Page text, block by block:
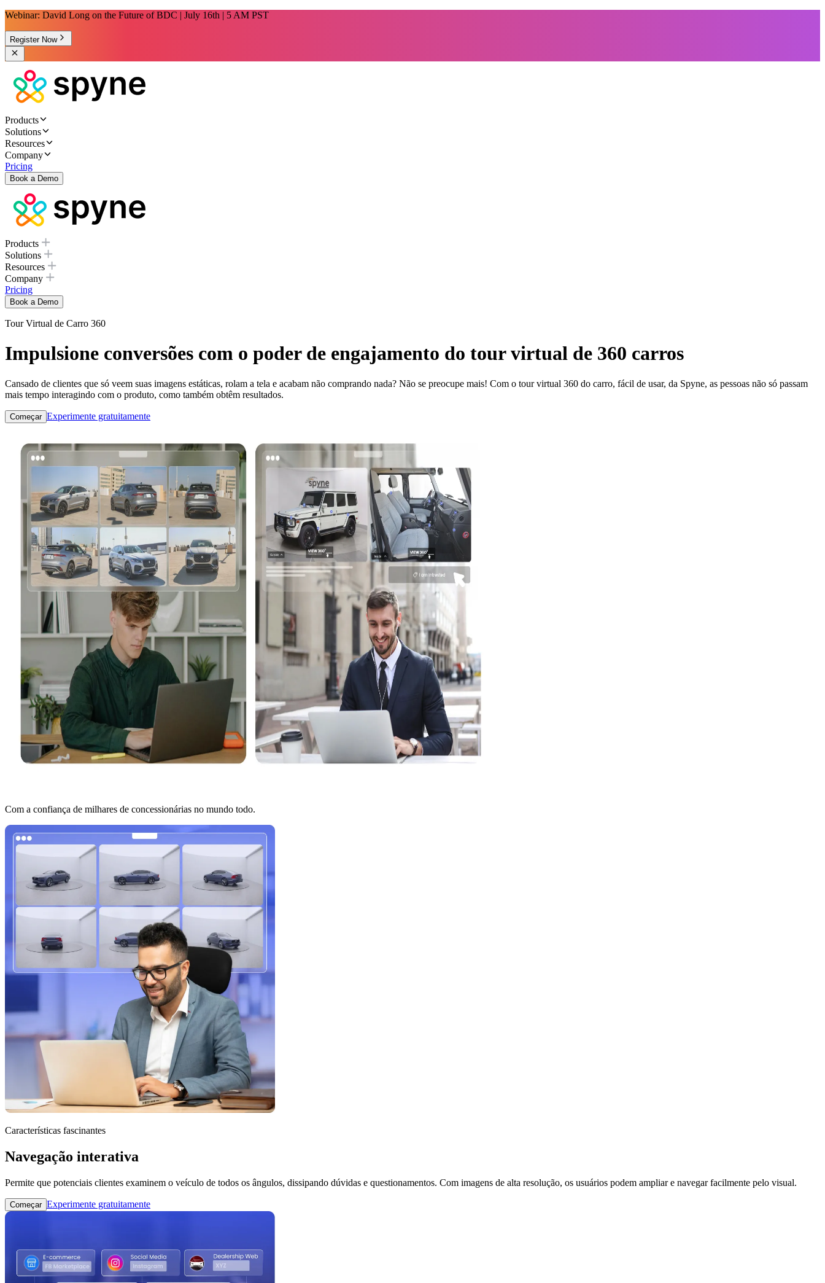
Webinar: David Long on the Future of BDC | July 16th | 5 AM PST
Register Now
Products
Solutions
Resources
Company
Pricing
Book a Demo
Products
Solutions
Resources
Company
Pricing
Book a Demo
Tour Virtual de Carro 360
Impulsione conversões com o poder de engajamento do tour virtual de 360 ​​carros
Cansado de clientes que só veem suas imagens estáticas, rolam a tela e acabam não comprando nada? Não se preocupe mais! Com o tour virtual 360 do carro, fácil de usar, da Spyne, as pessoas não só passam
mais tempo interagindo com o produto, como também obtêm resultados.
Começar Experimente gratuitamente
Com a confiança de milhares de concessionárias no mundo todo.
Características fascinantes
Navegação interativa
Permite que potenciais clientes examinem o veículo de todos os ângulos, dissipando dúvidas e questionamentos. Com imagens de alta resolução, os usuários podem ampliar e navegar facilmente pelo visual.
Começar Experimente gratuitamente